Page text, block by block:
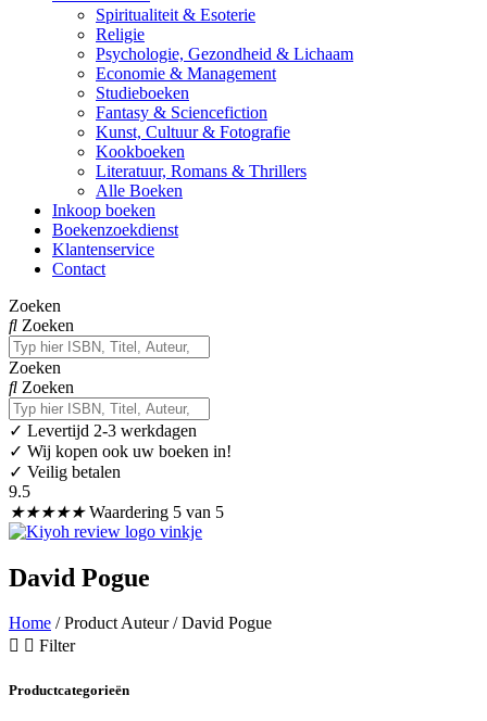
Spiritualiteit & Esoterie
Religie
Psychologie, Gezondheid & Lichaam
Economie & Management
Studieboeken
Fantasy & Sciencefiction
Kunst, Cultuur & Fotografie
Kookboeken
Literatuur, Romans & Thrillers
Alle Boeken
Inkoop boeken
Boekenzoekdienst
Klantenservice
Contact
Zoeken
Zoeken
Zoeken
Zoeken
✓ Levertijd 2-3 werkdagen
✓ Wij kopen ook uw boeken in!
✓ Veilig betalen
9.5
★★★★★ Waardering 5 van 5
David Pogue
Home / Product Auteur / David Pogue
Filter
Productcategorieën